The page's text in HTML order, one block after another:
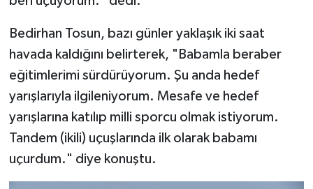
Bedirhan Tosun, bazı günler yaklaşık iki saat
havada kaldığını belirterek, "Babamla beraber
eğitimlerimi sürdürüyorum. Şu anda hedef
yarışlarıyla ilgileniyorum. Mesafe ve hedef
yarışlarına katılıp milli sporcu olmak istiyorum.
Tandem (ikili) uçuşlarında ilk olarak babamı
uçurdum." diye konuştu.